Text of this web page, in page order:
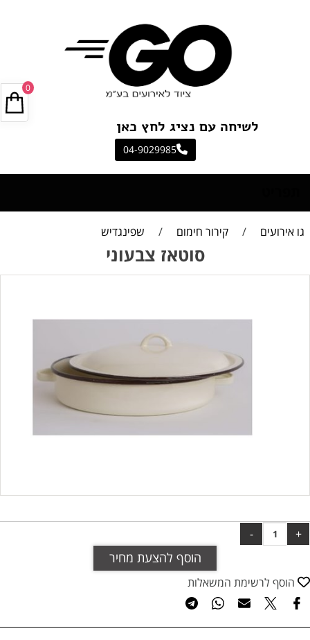
לשיחה עם נציג לחץ כאן
04-9029985
גו אירועים / קירור חימום / שפינגדיש
סוטאז צבעוני
הוסף להצעת מחיר
הוסף לרשימת המשאלות
0